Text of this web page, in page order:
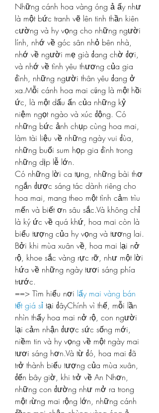
Những cánh hoa vàng óng ả ấy như
là một bức tranh vẽ lên tinh thần kiên
cường và hy vọng cho những người
lính, nhớ về góc sân nhỏ bên nhà,
nhớ về người mẹ già đang chờ đợi,
và nhớ về tình yêu thương của gia
đình, những người thân yêu đang ở
xa.Mỗi cánh hoa mai cũng là một hồi
ức, là một dấu ấn của những kỷ
niệm ngọt ngào và xúc động. Có
những bức ảnh chụp cùng hoa mai,
làm tài liệu về những ngày vui đùa,
những buổi sum họp gia đình trong
những dịp lễ lớn.
Có những lời ca tụng, những bài thơ
ngắn được sáng tác dành riêng cho
hoa mai, mang theo một tình cảm trìu
mến và biết ơn sâu sắc.Và không chỉ
là ký ức về quá khứ, hoa mai còn là
biểu tượng của hy vọng và tương lai.
Bởi khi mùa xuân về, hoa mai lại nở
rộ, khoe sắc vàng rực rỡ, như một lời
hứa về những ngày tươi sáng phía
trước.
==> Tìm hiểu nơi lấy mai vàng bán
tết giá sỉ tại đâyChính vì thế, mỗi lần
nhìn thấy hoa mai nở rộ, con người
lại cảm nhận được sức sống mới,
niềm tin và hy vọng về một ngày mai
tươi sáng hơn.Và từ đó, hoa mai đã
trở thành biểu tượng của mùa xuân,
đến bây giờ, khi trở về An Nhơn,
những con đường như mở ra trong
một rừng mai rộng lớn, những cánh